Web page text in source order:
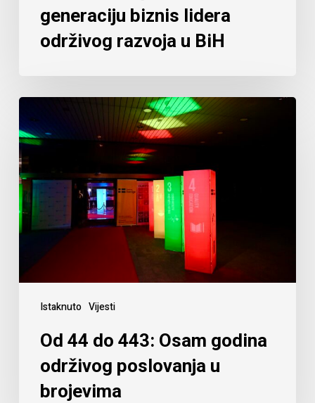
generaciju biznis lidera
održivog razvoja u BiH
Istaknuto Vijesti
Od 44 do 443: Osam godina
održivog poslovanja u
brojevima